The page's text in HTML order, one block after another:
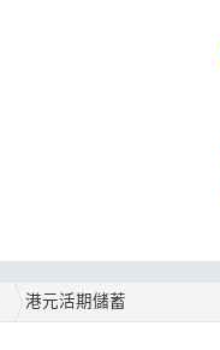
港元活期儲蓄